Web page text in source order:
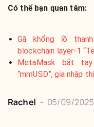
Có thể bạn quan tâm:
Gã khổng lồ
blockchain layer-1
MetaMask bắt
“mmUSD”, gia nhập
Rachel - 05/09/2025